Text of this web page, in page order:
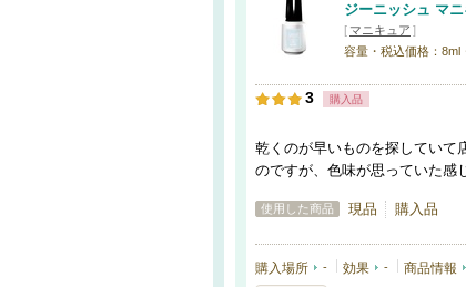
ジーニッシュ マ
[ マニキュア ]
容量・税込価格：8ml
3 購入品
乾くのが早いものを探していて
のですが、色味が思っていた感
使用した商品 現品 購入品
購入場所 - 効果 - 商品情報